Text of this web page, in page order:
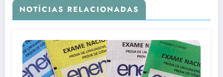
NOTÍCIAS RELACIONADAS